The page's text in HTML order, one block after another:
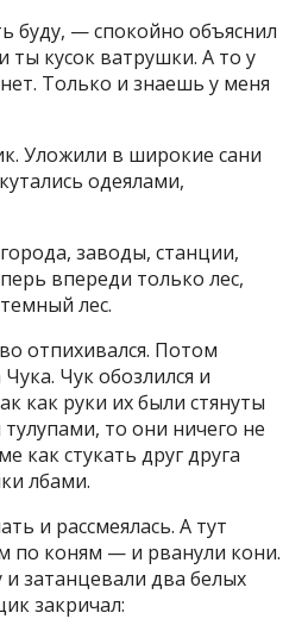
буду, — спокойно объяснил
ты кусок ватрушки. А то у
Только и знаешь у меня
Уложили в широкие сани
одеялами,
заводы, станции,
впереди только лес,
лес.
отпихивался. Потом
Чук обозлился и
как руки их были стянуты
то они ничего не
как стукать друг друга
лбами.
и рассмеялась. А тут
по коням — и рванули кони.
затанцевали два белых
закричал: